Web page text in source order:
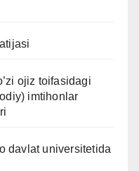
ojiz toifasidagi
imtihonlar
davlat universitetida